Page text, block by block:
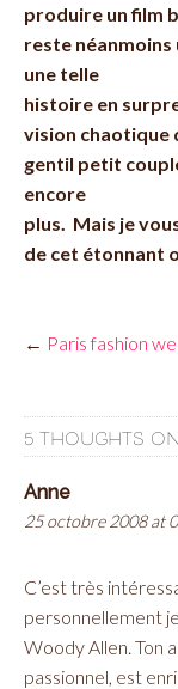
produire un film
reste néanmoins
une telle
histoire en
vision chaotique
gentil petit
encore
plus. Mais je
de cet étonnant
← Paris fashion
5 THOUGHTS
Anne
25 octobre 2008 at
C’est très
personnellement
Woody Allen. Ton
passionnel, est